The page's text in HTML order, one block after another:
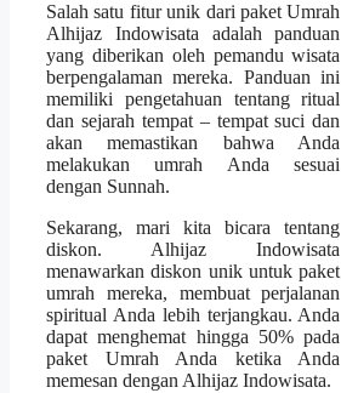
Salah satu fitur unik dari paket Umrah
Alhijaz Indowisata adalah panduan
yang diberikan oleh pemandu wisata
berpengalaman mereka. Panduan ini
memiliki pengetahuan tentang ritual
dan sejarah tempat – tempat suci dan
akan memastikan bahwa Anda
melakukan umrah Anda sesuai
dengan Sunnah.
Sekarang, mari kita bicara tentang
diskon. Alhijaz Indowisata
menawarkan diskon unik untuk paket
umrah mereka, membuat perjalanan
spiritual Anda lebih terjangkau. Anda
dapat menghemat hingga 50% pada
paket Umrah Anda ketika Anda
memesan dengan Alhijaz Indowisata.